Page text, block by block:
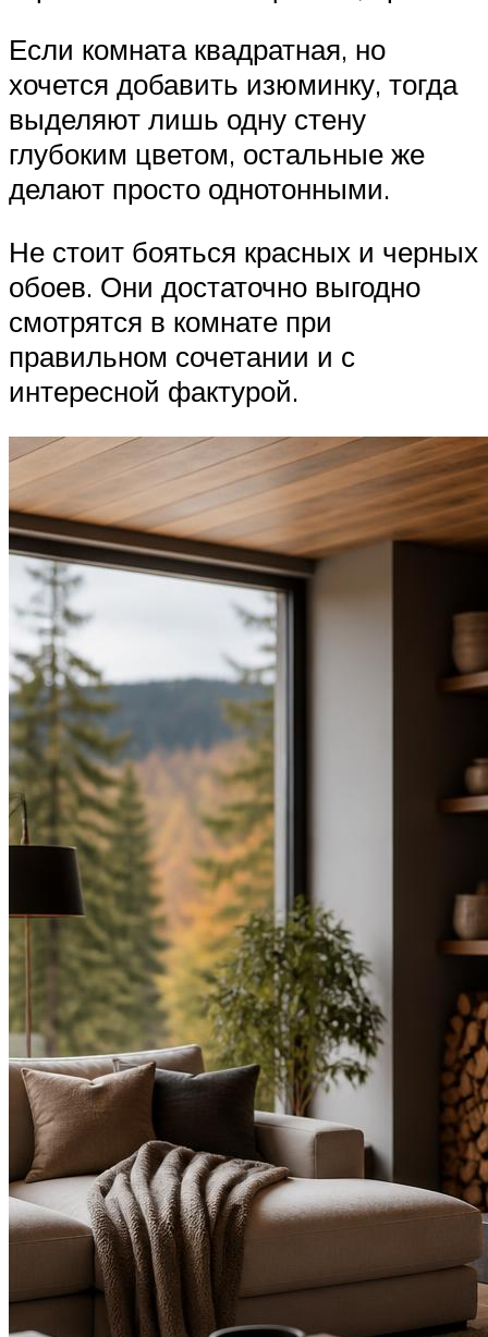
Если комната квадратная, но
хочется добавить изюминку, тогда
выделяют лишь одну стену
глубоким цветом, остальные же
делают просто однотонными.
Не стоит бояться красных и черных
обоев. Они достаточно выгодно
смотрятся в комнате при
правильном сочетании и с
интересной фактурой.